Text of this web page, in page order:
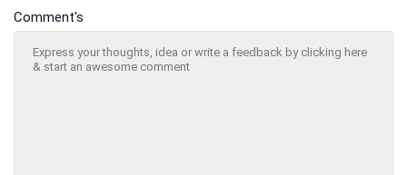
Comment's